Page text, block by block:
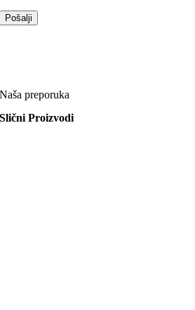
Naša preporuka
Slični Proizvodi